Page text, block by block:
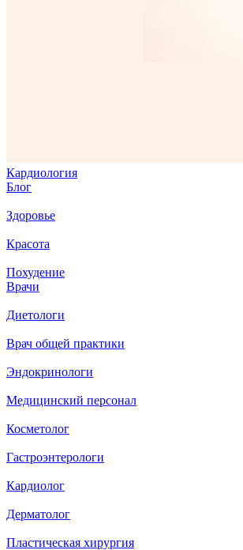
Кардиология
Блог
Здоровье
Красота
Похудение
Врачи
Диетологи
Врач общей практики
Эндокринологи
Медицинский персонал
Косметолог
Гастроэнтерологи
Кардиолог
Дерматолог
Пластическая хирургия